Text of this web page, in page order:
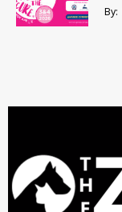
By: